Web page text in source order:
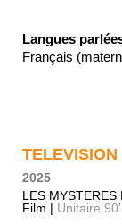
Langues
Français
TELEVISION
2025
LES
Film | Unitaire